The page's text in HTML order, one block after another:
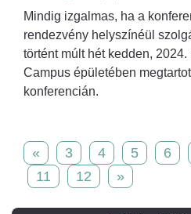
Mindig izgalmas, ha a
rendezvény helyszínéül
történt múlt hét kedden,
Campus épületében
konferencián.
« 3 4 5 6
11
12 »